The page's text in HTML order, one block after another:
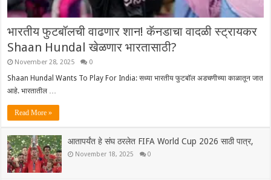
भारतीय फुटबॉलची वाढणार शान! कॅनडाचा वादळी स्ट्रायकर
Shaan Hundal खेळणार भारतासाठी?
November 28, 2025 0
Shaan Hundal Wants To Play For India: सध्या भारतीय फुटबॉल अडचणीच्या काळातून जात
आहे. भारतातील …
Read More »
आतापर्यंत हे संघ ठरलेत FIFA World Cup 2026 साठी पात्र,
November 18, 2025 0